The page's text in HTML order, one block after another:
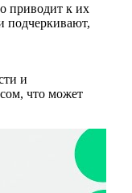
приводит к их
подчеркивают,
и
что может